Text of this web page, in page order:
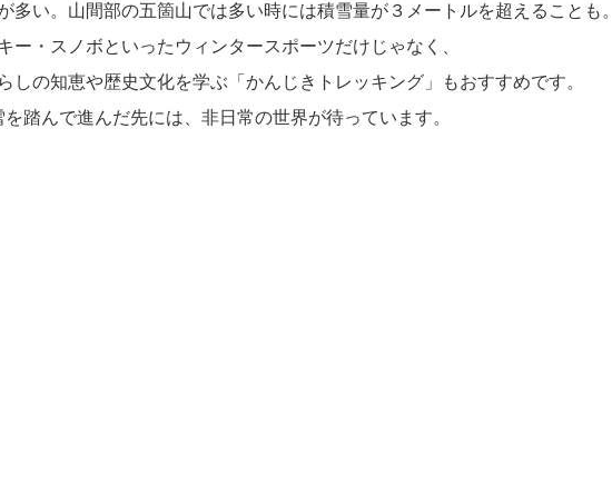
多い。山間部の五箇山では多い時には積雪量が３メートルを超えることも。
ー・スノボといったウィンタースポーツだけじゃなく、
しの知恵や歴史文化を学ぶ「かんじきトレッキング」もおすすめです。
を踏んで進んだ先には、非日常の世界が待っています。